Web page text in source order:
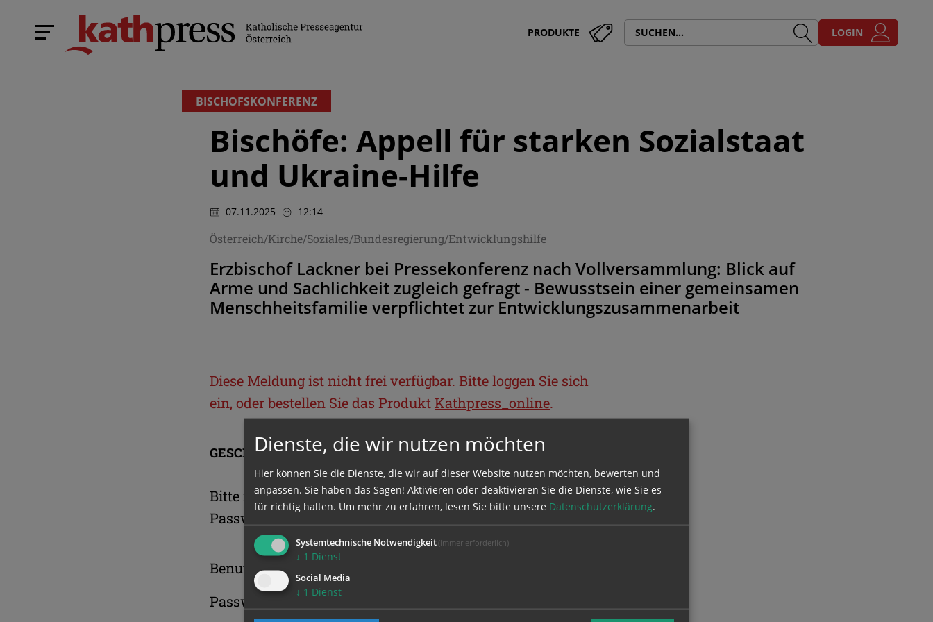
PRODUKTE LOGIN
BISCHOFSKONFERENZ
Bischöfe: Appell für starken Sozialstaat
und Ukraine-Hilfe
07.11.2025 12:14
Österreich/Kirche/Soziales/Bundesregierung/Entwicklungshilfe
Erzbischof Lackner bei Pressekonferenz nach Vollversammlung: Blick auf
Arme und Sachlichkeit zugleich gefragt - Bewusstsein einer gemeinsamen
Menschheitsfamilie verpflichtet zur Entwicklungszusammenarbeit
Diese Meldung ist nicht frei verfügbar. Bitte loggen Sie sich
ein, oder bestellen Sie das Produkt Kathpress_online.
GESCHÜTZTER BEREICH
Bitte melden Sie sich mit Ihrem Benutzernamen und
Passwort an.
Benutzername
Passwort
Dienste, die wir nutzen möchten
Hier können Sie die Dienste, die wir auf dieser Website nutzen möchten, bewerten und
anpassen. Sie haben das Sagen! Aktivieren oder deaktivieren Sie die Dienste, wie Sie es
für richtig halten. Um mehr zu erfahren, lesen Sie bitte unsere Datenschutzerklärung.
Systemtechnische Notwendigkeit (immer erforderlich)
↓ 1 Dienst
Social Media
↓ 1 Dienst